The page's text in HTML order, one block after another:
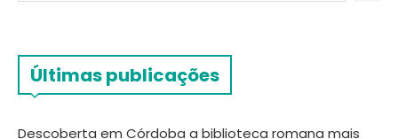
Últimas publicações
Descoberta em Córdoba a biblioteca romana mais